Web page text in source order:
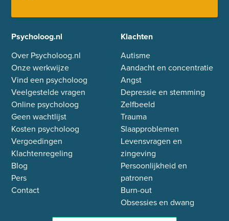
Psycholoog.nl
Over Psycholoog.nl
Onze werkwijze
Vind een psycholoog
Veelgestelde vragen
Online psycholoog
Geen wachtlijst
Kosten psycholoog
Vergoedingen
Klachtenregeling
Blog
Pers
Contact
Klachten
Autisme
Aandacht en concentratie
Angst
Depressie en stemming
Zelfbeeld
Trauma
Slaapproblemen
Levensvragen en
zingeving
Persoonlijkheid en
patronen
Burn-out
Obsessies en dwang